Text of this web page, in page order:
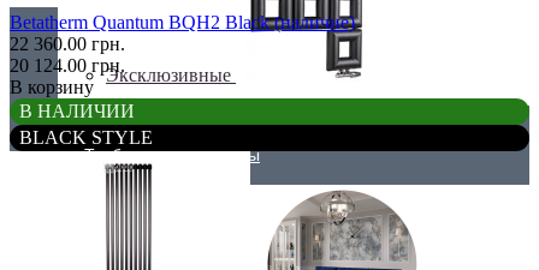
Эксклюзивные
Трубчатые радиаторы
Betatherm Quantum BQH2 Black (наличие)
22 360.00 грн.
20 124.00 грн.
В корзину
В НАЛИЧИИ
BLACK STYLE